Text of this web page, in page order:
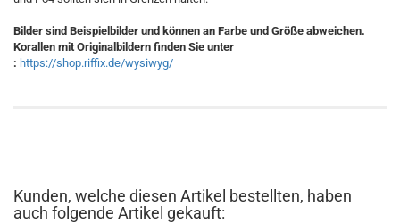
Bilder sind Beispielbilder und können an Farbe und Größe abweichen.
Korallen mit Originalbildern finden Sie unter
: https://shop.riffix.de/wysiwyg/
Kunden, welche diesen Artikel bestellten, haben
auch folgende Artikel gekauft: